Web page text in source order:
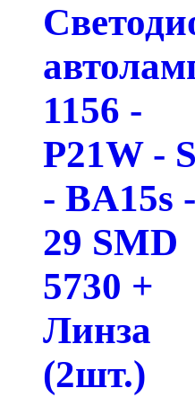
1156 -
P21W -
- BA15s -
29 SMD
5730 +
Линза
(2шт.)